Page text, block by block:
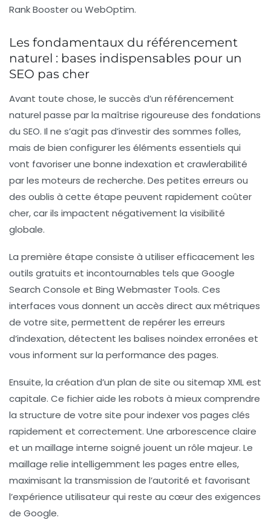
Rank Boosterou WebOptim.
Les fondamentaux du référencement
naturel : bases indispensables pour un
SEO pas cher
Avant toute chose, le succès d’un référencement
naturel passe par la maîtrise rigoureuse des fondations
du SEO. Il ne s’agit pas d’investir des sommes folles,
mais de bien configurer les éléments essentiels qui
vont favoriser une bonne indexation et crawlerabilité
par les moteurs de recherche. Des petites erreurs ou
des oublis à cette étape peuvent rapidement coûter
cher, car ils impactent négativement la visibilité
globale.
La première étape consiste à utiliser efficacement les
outils gratuits et incontournables tels que Google
Search Console et Bing Webmaster Tools. Ces
interfaces vous donnent un accès direct aux métriques
de votre site, permettent de repérer les erreurs
d’indexation, détectent les balises noindex erronées et
vous informent sur la performance des pages.
Ensuite, la création d’un plan de site ou sitemap XML est
capitale. Ce fichier aide les robots à mieux comprendre
la structure de votre site pour indexer vos pages clés
rapidement et correctement. Une arborescence claire
et un maillage interne soigné jouent un rôle majeur. Le
maillage relie intelligemment les pages entre elles,
maximisant la transmission de l’autorité et favorisant
l’expérience utilisateur qui reste au cœur des exigences
de Google.